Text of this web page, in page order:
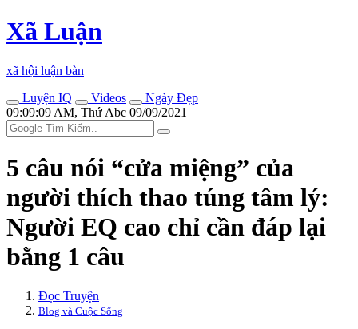
Xã Luận
xã hội luận bàn
Luyện IQ
Videos
Ngày Đẹp
09:09:09 AM, Thứ Abc 09/09/2021
5 câu nói “cửa miệng” của
người thích thao túng tâm lý:
Người EQ cao chỉ cần đáp lại
bằng 1 câu
Đọc Truyện
Blog và Cuộc Sống